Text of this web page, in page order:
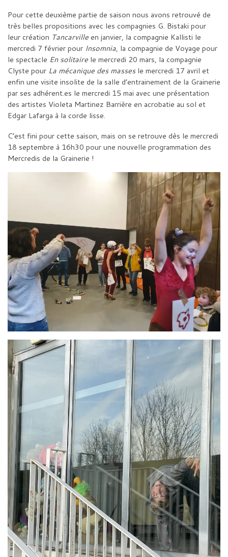
Pour cette deuxième partie de saison nous avons retrouvé de
très belles propositions avec les compagnies G. Bistaki pour
leur création Tancarville en janvier, la compagnie Kallisti le
mercredi 7 février pour Insomnia, la compagnie de Voyage pour
le spectacle En solitaire le mercredi 20 mars, la compagnie
Clyste pour La mécanique des massesle mercredi 17 avril et
enfin une visite insolite de la salle d’entrainement de la Grainerie
par ses adhérent.es le mercredi 15 mai avec une présentation
des artistes Violeta Martinez Barrière en acrobatie au sol et
Edgar Lafarga à la corde lisse.
C’est fini pour cette saison, mais on se retrouve dès le mercredi
18 septembre à 16h30 pour une nouvelle programmation des
Mercredis de la Grainerie !